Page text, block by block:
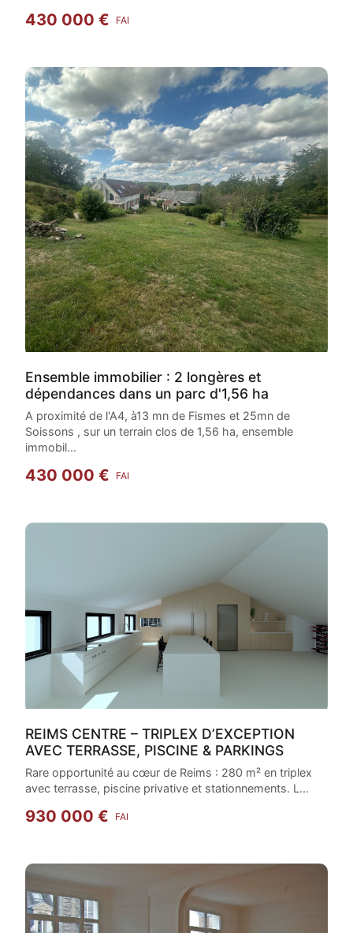
430 000 € FAI
Ensemble immobilier : 2 longères et
dépendances dans un parc d'1,56 ha
A proximité de l'A4, à13 mn de Fismes et 25mn de
Soissons , sur un terrain clos de 1,56 ha, ensemble
immobil...
430 000 € FAI
REIMS CENTRE – TRIPLEX D’EXCEPTION
AVEC TERRASSE, PISCINE & PARKINGS
Rare opportunité au cœur de Reims : 280 m² en triplex
avec terrasse, piscine privative et stationnements. L...
930 000 € FAI